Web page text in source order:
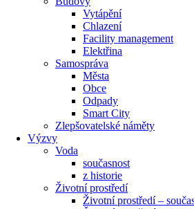
Vytápění
Chlazení
Facility management
Elektřina
Samospráva
Města
Obce
Odpady
Smart City
Zlepšovatelské náměty
Výzvy
Voda
současnost
z historie
Životní prostředí
Životní prostředí –